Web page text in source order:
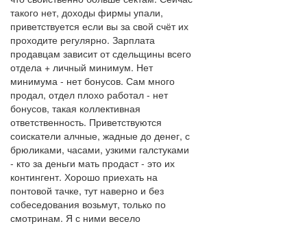
такого нет, доходы фирмы упали,
приветствуется если вы за свой счёт их
проходите регулярно. Зарплата
продавцам зависит от сдельщины всего
отдела + личный минимум. Нет
минимума - нет бонусов. Сам много
продал, отдел плохо работал - нет
бонусов, такая коллективная
ответственность. Приветствуются
соискатели алчные, жадные до денег, с
брюликами, часами, узкими галстуками
- кто за деньги мать продаст - это их
контингент. Хорошо приехать на
понтовой тачке, тут наверно и без
собеседования возьмут, только по
смотринам. Я с ними весело